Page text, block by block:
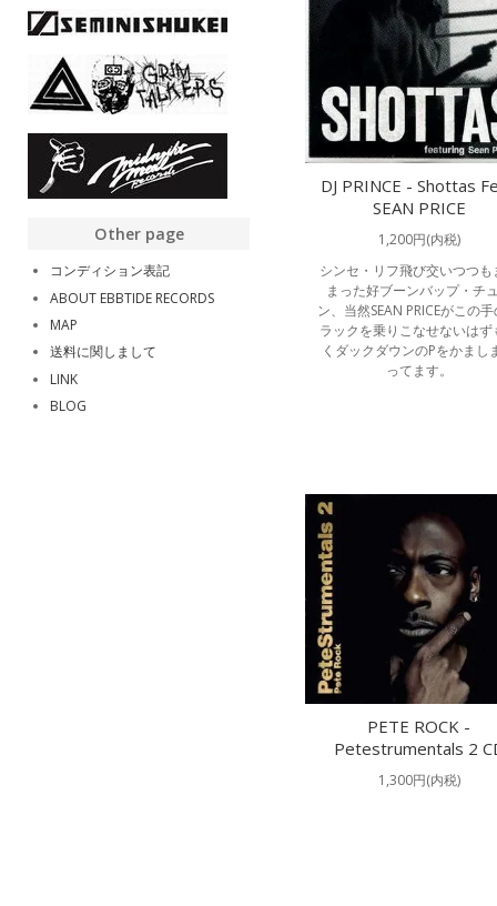
DJ PRINCE - Shottas
SEAN PRICE
1,200円(内税)
シンセ・リフ飛び交いつつも
まった好ブーンバップ・チ
ン、当然SEAN PRICEがこの
ラックを乗りこなせないはず
くダックダウンのPをかまし
ってます。
PETE ROCK -
Petestrumentals 2
1,300円(内税)
Other page
コンディション表記
ABOUT EBBTIDE RECORDS
MAP
送料に関しまして
LINK
BLOG